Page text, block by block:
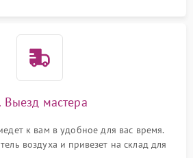
Выезд мастера
к вам в удобное для вас время.
воздуха и привезет на склад для